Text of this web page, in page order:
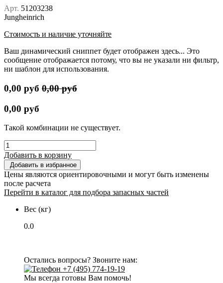
Арт. 51203238
Jungheinrich
Стоимость и наличие уточняйте
Ваш динамический сниппет будет отображен здесь... Это
сообщение отображается потому, что вы не указали ни фильтр,
ни шаблон для использования.
0,00 руб 0,00руб
0,00 руб
Такой комбинации не существует.
Добавить в корзину
Добавить в избранное
Цены являются ориентировочными и могут быть изменены
после расчета
Перейти в каталог для подбора запасных частей
Вес (кг)
0.0
Остались вопросы? Звоните нам:
+7 (495) 774-19-19
Мы всегда готовы Вам помочь!